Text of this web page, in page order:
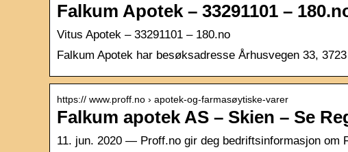
Falkum Apotek – 33291101 –
Vitus Apotek – 33291101 – 180.no
Falkum Apotek har besøksadresse Århusvegen 33,
https:// www.proff.no › apotek-og-farmasøytiske-varer
Falkum apotek AS – Skien – Se
11. jun. 2020 — Proff.no gir deg bedriftsinformasjon